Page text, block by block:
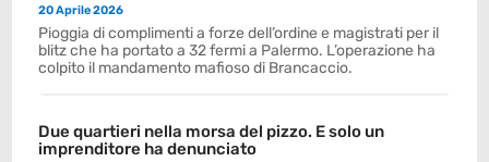
20 Aprile 2026
Pioggia di complimenti a forze dell’ordine e magistrati per il
blitz che ha portato a 32 fermi a Palermo. L’operazione ha
colpito il mandamento mafioso di Brancaccio.
Due quartieri nella morsa del pizzo. E solo un
imprenditore ha denunciato